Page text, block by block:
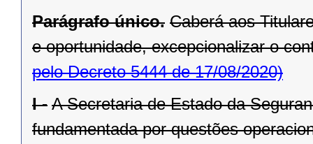
Parágrafo único. Caberá aos
e oportunidade, excepcionalizar o
pelo Decreto 5444 de 17/08/2020)
I - A Secretaria de Estado da
fundamentada por questões